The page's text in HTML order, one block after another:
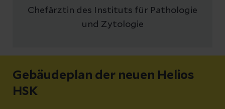
Chefärztin des Instituts für Pathologie
und Zytologie
Gebäudeplan der neuen Helios
HSK